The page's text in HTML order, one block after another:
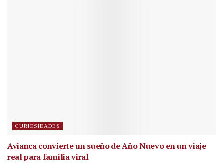
CURIOSIDADES
Avianca convierte un sueño de Año Nuevo en un viaje
real para familia viral